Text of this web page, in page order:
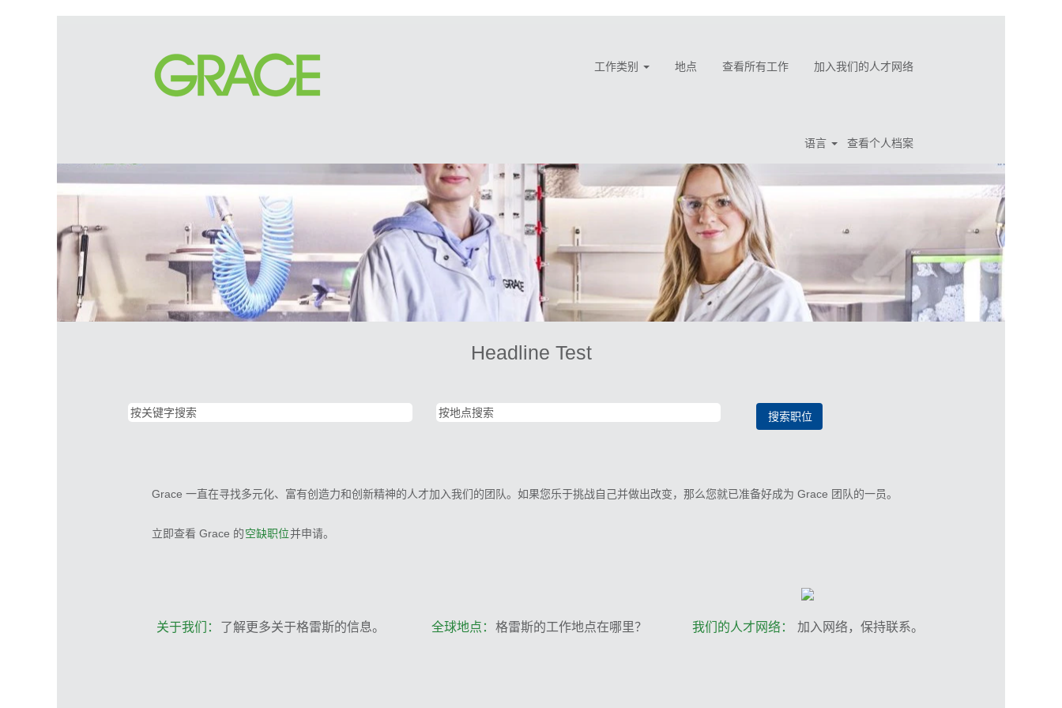
工作类别 地点 查看所有工作 加入我们的人才网络
语言 查看个人档案
Headline Test
Grace 一直在寻找多元化、富有创造力和创新精神的人才加入我们的团队。如果您乐于挑战自己并做出改变，那么您就已准备好成为 Grace 团队的一员。
立即查看 Grace 的空缺职位并申请。
关于我们： 了解更多关于格雷斯的信息。 全球地点： 格雷斯的工作地点在哪里？ 我们的人才网络： 加入网络，保持联系。